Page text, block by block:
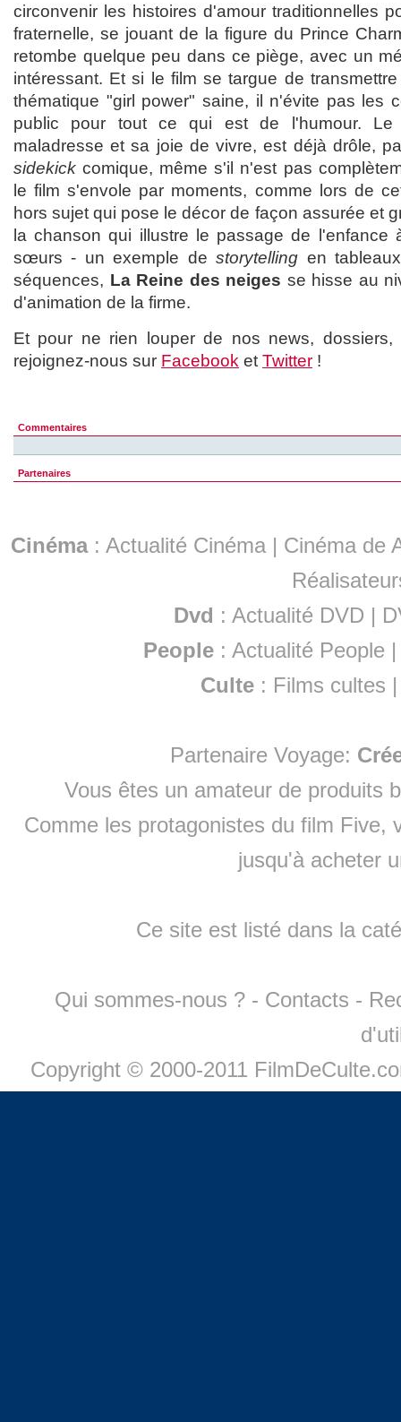
circonvenir les histoires d'amour traditionnelles
fraternelle, se jouant de la figure du Prince
retombe quelque peu dans ce piège, avec un
intéressant. Et si le film se targue de
thématique "girl power" saine, il n'évite pas les
public pour tout ce qui est de l'humour. Le
maladresse et sa joie de vivre, est déjà drôle,
sidekick comique, même s'il n'est pas
le film s'envole par moments, comme lors de
hors sujet qui pose le décor de façon assurée et
la chanson qui illustre le passage de l'enfance
sœurs - un exemple destorytelling en
séquences, La Reine des neiges se hisse au
d'animation de la firme.
Et pour ne rien louper de nos news, dossiers,
rejoignez-nous sur Facebook et Twitter !
Commentaires
Partenaires
Cinéma: Actualité Cinéma | Cinéma de
Dvd : Actualité DVD |
People :Actualité People
Culte : Films cultes
Partenaire Voyage:
Vous êtes un amateur de produits
Comme les protagonistes du film Five,
jusqu'à acheter
Ce site est listé dans la
Qui sommes-nous ? - Contacts -
Copyright © 2000-2011